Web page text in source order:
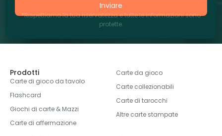
Inviare
*Rispettiamo la tua riservatezza e tutte le informazioni sono
protette.
Prodotti
Carte di gioco da tavolo
Flashcard
Giochi di carte & Mazzi
Carte di affermazione
Carte da gioco
Carte collezionabili
Carte di tarocchi
Altre carte stampate